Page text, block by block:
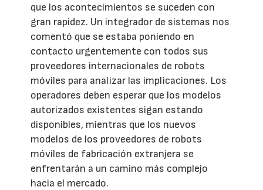
que los acontecimientos se suceden con
gran rapidez. Un integrador de sistemas nos
comentó que se estaba poniendo en
contacto urgentemente con todos sus
proveedores internacionales de robots
móviles para analizar las implicaciones. Los
operadores deben esperar que los modelos
autorizados existentes sigan estando
disponibles, mientras que los nuevos
modelos de los proveedores de robots
móviles de fabricación extranjera se
enfrentarán a un camino más complejo
hacia el mercado.